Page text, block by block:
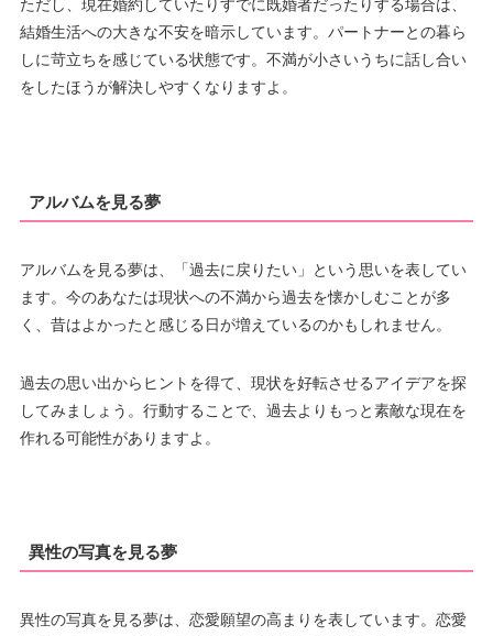
ただし、現在婚約していたりすでに既婚者だったりする場合は、
結婚生活への大きな不安を暗示しています。パートナーとの暮ら
しに苛立ちを感じている状態です。不満が小さいうちに話し合い
をしたほうが解決しやすくなりますよ。
アルバムを見る夢
アルバムを見る夢は、「過去に戻りたい」という思いを表してい
ます。今のあなたは現状への不満から過去を懐かしむことが多
く、昔はよかったと感じる日が増えているのかもしれません。
過去の思い出からヒントを得て、現状を好転させるアイデアを探
してみましょう。行動することで、過去よりもっと素敵な現在を
作れる可能性がありますよ。
異性の写真を見る夢
異性の写真を見る夢は、恋愛願望の高まりを表しています。恋愛